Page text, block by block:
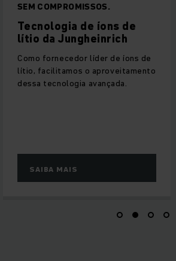
DOIS MODELOS, INÚMERAS
POSSIBILIDADES
Conjunto - Unidades de
Reboques para empilhadeiras e
conjuntos rebocadores devem
SAIBA MAIS